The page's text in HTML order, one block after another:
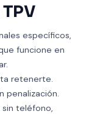
específicos,
funcione en
retenerte.
penalización.
teléfono,